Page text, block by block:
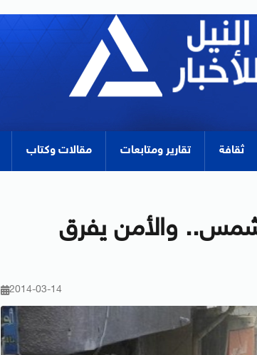
ثقافة تقارير ومتابعات مقالات وكتاب
شمس.. والأمن يفرق
2014-03-14